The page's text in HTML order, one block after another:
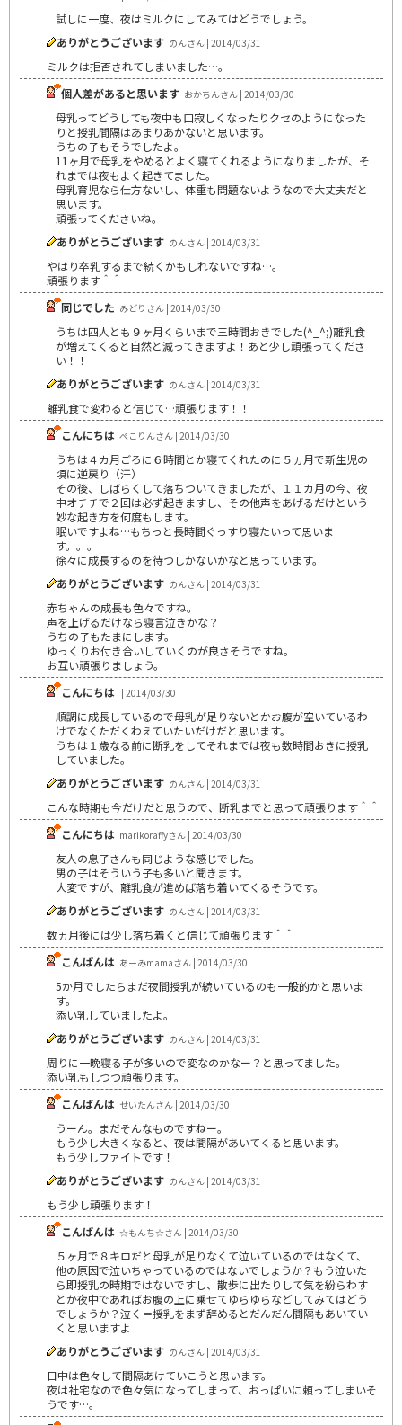
試しに一度、夜はミルクにしてみてはどうでしょう。
ありがとうございます のんさん | 2014/03/31
ミルクは拒否されてしまいました…。
個人差があると思います おかちんさん | 2014/03/30
母乳ってどうしても夜中も口寂しくなったりクセのようになった
りと授乳間隔はあまりあかないと思います。
うちの子もそうでしたよ。
11ヶ月で母乳をやめるとよく寝てくれるようになりましたが、そ
れまでは夜もよく起きてました。
母乳育児なら仕方ないし、体重も問題ないようなので大丈夫だと
思います。
頑張ってくださいね。
ありがとうございます のんさん | 2014/03/31
やはり卒乳するまで続くかもしれないですね…。
頑張ります＾＾
同じでした みどりさん | 2014/03/30
うちは四人とも９ヶ月くらいまで三時間おきでした(^_^;)離乳食
が増えてくると自然と減ってきますよ！あと少し頑張ってくださ
い！！
ありがとうございます のんさん | 2014/03/31
離乳食で変わると信じて…頑張ります！！
こんにちは ぺこりんさん | 2014/03/30
うちは４カ月ごろに６時間とか寝てくれたのに５ヵ月で新生児の
頃に逆戻り（汗）
その後、しばらくして落ちついてきましたが、１１カ月の今、夜
中オチチで２回は必ず起きますし、その他声をあげるだけという
妙な起き方を何度もします。
眠いですよね…もちっと長時間ぐっすり寝たいって思いま
す。。。
徐々に成長するのを待つしかないかなと思っています。
ありがとうございます のんさん | 2014/03/31
赤ちゃんの成長も色々ですね。
声を上げるだけなら寝言泣きかな？
うちの子もたまにします。
ゆっくりお付き合いしていくのが良さそうですね。
お互い頑張りましょう。
こんにちは | 2014/03/30
順調に成長しているので母乳が足りないとかお腹が空いているわ
けでなくただくわえていたいだけだと思います。
うちは１歳なる前に断乳をしてそれまでは夜も数時間おきに授乳
していました。
ありがとうございます のんさん | 2014/03/31
こんな時期も今だけだと思うので、断乳までと思って頑張ります＾＾
こんにちは marikoraffyさん | 2014/03/30
友人の息子さんも同じような感じでした。
男の子はそういう子も多いと聞きます。
大変ですが、離乳食が進めば落ち着いてくるそうです。
ありがとうございます のんさん | 2014/03/31
数ヵ月後には少し落ち着くと信じて頑張ります＾＾
こんばんは あーみmamaさん | 2014/03/30
5か月でしたらまだ夜間授乳が続いているのも一般的かと思いま
す。
添い乳していましたよ。
ありがとうございます のんさん | 2014/03/31
周りに一晩寝る子が多いので変なのかなー？と思ってました。
添い乳もしつつ頑張ります。
こんばんは せいたんさん | 2014/03/30
うーん。まだそんなものですねー。
もう少し大きくなると、夜は間隔があいてくると思います。
もう少しファイトです！
ありがとうございます のんさん | 2014/03/31
もう少し頑張ります！
こんばんは ☆もんち☆さん | 2014/03/30
５ヶ月で８キロだと母乳が足りなくて泣いているのではなくて、
他の原因で泣いちゃっているのではないでしょうか？もう泣いた
ら即授乳の時期ではないですし、散歩に出たりして気を紛らわす
とか夜中であればお腹の上に乗せてゆらゆらなどしてみてはどう
でしょうか？泣く＝授乳をまず辞めるとだんだん間隔もあいてい
くと思いますよ
ありがとうございます のんさん | 2014/03/31
日中は色々して間隔あけていこうと思います。
夜は社宅なので色々気になってしまって、おっぱいに頼ってしまいそ
うです…。